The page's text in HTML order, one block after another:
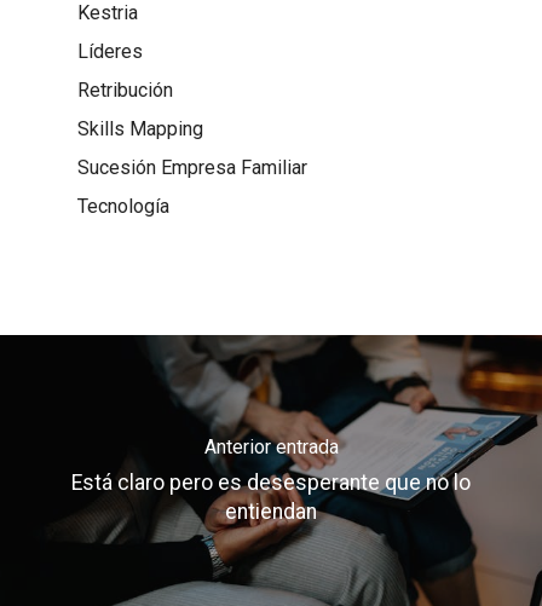
Kestria
Líderes
Retribución
Skills Mapping
Sucesión Empresa Familiar
Tecnología
Anterior entrada
Está claro pero es desesperante que no lo
entiendan